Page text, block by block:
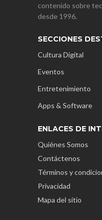
contenido sobre
desde 1996.
SECCIONES
Cultura Digital
Eventos
Entretenimiento
Apps & Software
ENLACES DE
Quiénes Somos
Contáctenos
Términos y
Privacidad
Mapa del sitio